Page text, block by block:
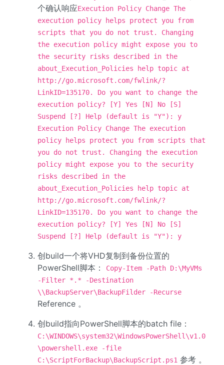
个确认响应Execution Policy Change The
execution policy helps protect you from
scripts that you do not trust. Changing
the execution policy might expose you to
the security risks described in the
about_Execution_Policies help topic at
http://go.microsoft.com/fwlink/?
LinkID=135170. Do you want to change the
execution policy? [Y] Yes [N] No [S]
Suspend [?] Help (default is "Y"): y
Execution Policy Change The execution
policy helps protect you from scripts that
you do not trust. Changing the execution
policy might expose you to the security
risks described in the
about_Execution_Policies help topic at
http://go.microsoft.com/fwlink/?
LinkID=135170. Do you want to change the
execution policy? [Y] Yes [N] No [S]
Suspend [?] Help (default is "Y"): y
创build一个将VHD复制到备份位置的
PowerShell脚本：
Copy-Item -Path D:\MyVMs
-Filter *.* -Destination
\\BackupServer\BackupFilder -Recurse
Reference 。
创build指向PowerShell脚本的batch file：
C:\WINDOWS\system32\WindowsPowerShell\v1.0
\powershell.exe -file
C:\ScriptForBackup\BackupScript.ps1 参考 。